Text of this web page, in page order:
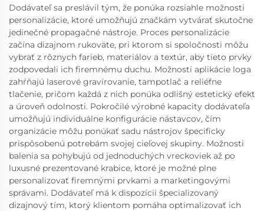
Dodávateľ sa preslávil tým, že ponúka rozsiahle možnosti
personalizácie, ktoré umožňujú značkám vytvárať skutočne
jedinečné propagačné nástroje. Proces personalizácie
začína dizajnom rukoväte, pri ktorom si spoločnosti môžu
vybrať z rôznych farieb, materiálov a textúr, aby tieto prvky
zodpovedali ich firemnému duchu. Možnosti aplikácie loga
zahŕňajú laserové gravírovanie, tampotlač a reliéfne
tlačenie, pričom každá z nich ponúka odlišný estetický efekt
a úroveň odolnosti. Pokročilé výrobné kapacity dodávateľa
umožňujú individuálne konfigurácie nástavcov, čím
organizácie môžu ponúkať sadu nástrojov špecificky
prispôsobenú potrebám svojej cieľovej skupiny. Možnosti
balenia sa pohybujú od jednoduchých vreckoviek až po
luxusné prezentované krabice, ktoré je možné plne
personalizovať firemnými prvkami a marketingovými
správami. Dodávateľ má k dispozícii špecializovaný
dizajnový tím, ktorý klientom pomáha optimalizovať ich